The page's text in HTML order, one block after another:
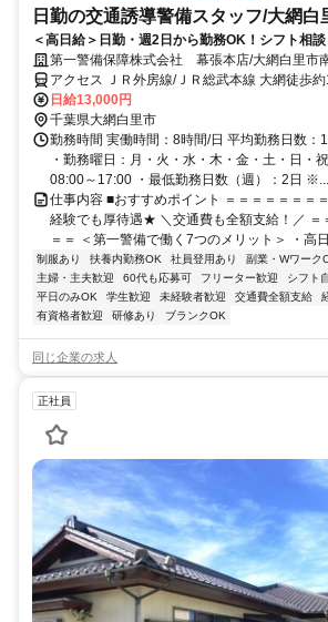
日勤の交通誘導警備スタッフ/大網白
＜高日給＞日勤・週2日から勤務OK！シフト相
未経験歓迎★
第一警備保障株式会社 幕張本店/大網白里市
アクセス ＪＲ外房線/ＪＲ総武本線 大網徒歩約
総武本線 大網徒歩約14分、ＪＲ外房線 永田（
行直帰OK＊交通費全額支給＊
日給13,000円
千葉県大網白里市
勤務時間 実働時間：8時間/日 平均勤務日数：
・勤務曜日：月・火・水・木・金・土・日・
08:00～17:00 ・最低勤務日数（週）：2日 ※...
仕事内容 ■おすすめポイント ＝＝＝＝＝＝＝
経験でも厚待遇★ ＼交通費も全額支給！／ ＝
＝＝ ＜第一警備で働く7つのメリット＞ ・高
制服あり 扶養内勤務OK 社員登用あり 副業・Wワーク
主婦・主夫歓迎
60代も応募可 フリーター歓迎 シフト
平日のみOK
学生歓迎 未経験者歓迎 交通費全額支給
有資格者歓迎
研修あり ブランクOK
同じ企業の求人
正社員